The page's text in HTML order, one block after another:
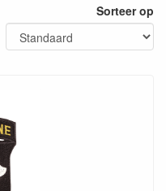
Sorteer op